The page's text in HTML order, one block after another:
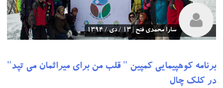
سارا محمدی فتح | 13 / دی / 1394
برنامه کوهپیمایی کمپین " قلب من برای میراثمان می تپد"
در کلک چال